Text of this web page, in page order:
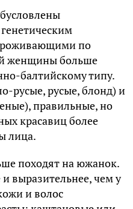
по
женщины больше
балтийскому типу.
русые, русые, блонд) и
правильные, но
красавиц более
лица.
походят на южанок.
выразительнее, чем у
и волос